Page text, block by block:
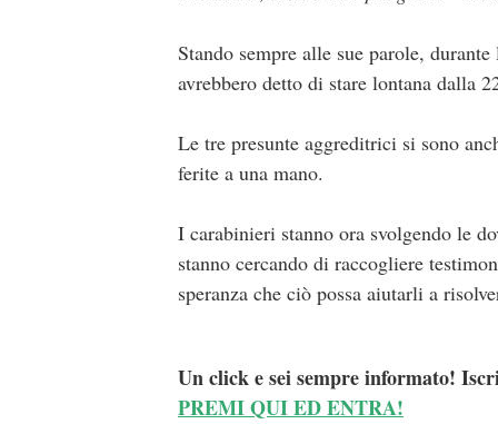
Stando sempre alle sue parole,
avrebbero detto di stare lontana dalla
Le tre presunte aggreditrici si sono
ferite a una mano.
I carabinieri stanno ora svolgendo le
stanno cercando di raccogliere
speranza che ciò possa aiutarli a
Un click e sei sempre informato!
PREMI QUI ED ENTRA!